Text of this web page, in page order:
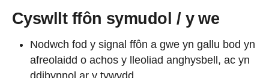
Cyswllt ffôn symudol / y we
Nodwch fod y signal ffôn a gwe yn gallu bod yn
afreolaidd o achos y lleoliad anghysbell, ac yn
ddibynnol ar y tywydd